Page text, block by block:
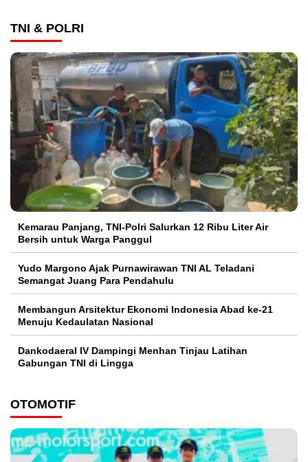
TNI & POLRI
Kemarau Panjang, TNI-Polri Salurkan 12 Ribu Liter Air
Bersih untuk Warga Panggul
Yudo Margono Ajak Purnawirawan TNI AL Teladani
Semangat Juang Para Pendahulu
Membangun Arsitektur Ekonomi Indonesia Abad ke-21
Menuju Kedaulatan Nasional
Dankodaeral IV Dampingi Menhan Tinjau Latihan
Gabungan TNI di Lingga
OTOMOTIF